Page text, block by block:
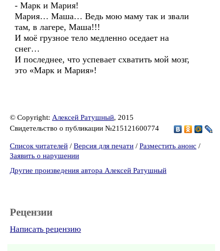
- Марк и Мария!
Мария… Маша… Ведь мою маму так и звали
там, в лагере, Маша!!!
И моё грузное тело медленно оседает на
снег…
И последнее, что успевает схватить мой мозг,
это «Марк и Мария»!
© Copyright: Алексей Ратушный, 2015
Свидетельство о публикации №215121600774
Список читателей / Версия для печати / Разместить анонс /
Заявить о нарушении
Другие произведения автора Алексей Ратушный
Рецензии
Написать рецензию